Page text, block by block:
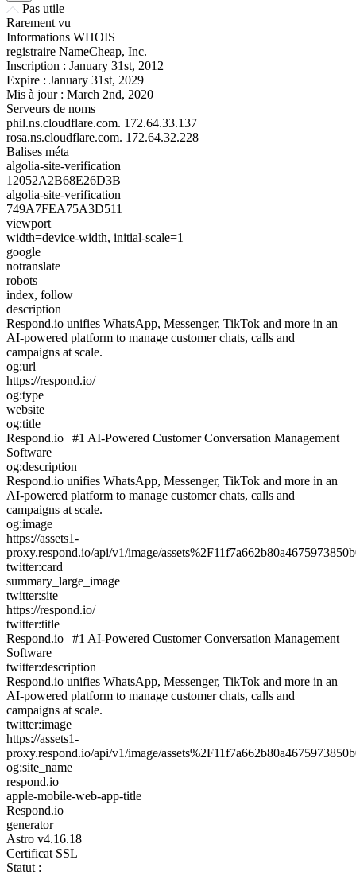
Pas utile
Rarement vu
Informations WHOIS
registraire NameCheap, Inc.
Inscription : January 31st, 2012
Expire : January 31st, 2029
Mis à jour : March 2nd, 2020
Serveurs de noms
phil.ns.cloudflare.com. 172.64.33.137
rosa.ns.cloudflare.com. 172.64.32.228
Balises méta
algolia-site-verification
12052A2B68E26D3B
algolia-site-verification
749A7FEA75A3D511
viewport
width=device-width, initial-scale=1
google
notranslate
robots
index, follow
description
Respond.io unifies WhatsApp, Messenger, TikTok and more in an
AI-powered platform to manage customer chats, calls and
campaigns at scale.
og:url
https://respond.io/
og:type
website
og:title
Respond.io | #1 AI-Powered Customer Conversation Management
Software
og:description
Respond.io unifies WhatsApp, Messenger, TikTok and more in an
AI-powered platform to manage customer chats, calls and
campaigns at scale.
og:image
https://assets1-
proxy.respond.io/api/v1/image/
twitter:card
summary_large_image
twitter:site
https://respond.io/
twitter:title
Respond.io | #1 AI-Powered Customer Conversation Management
Software
twitter:description
Respond.io unifies WhatsApp, Messenger, TikTok and more in an
AI-powered platform to manage customer chats, calls and
campaigns at scale.
twitter:image
https://assets1-
proxy.respond.io/api/v1/image/
og:site_name
respond.io
apple-mobile-web-app-title
Respond.io
generator
Astro v4.16.18
Certificat SSL
Statut :